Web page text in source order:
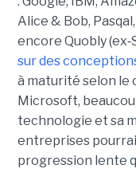
Alice & Bob,
encore Quobly (ex‑
sur des
à maturité selon le
Microsoft,
technologie et sa
entreprises
progression lente